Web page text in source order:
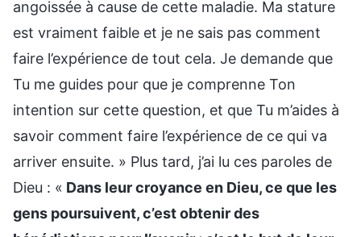
angoissée à cause de cette maladie. Ma stature
est vraiment faible et je ne sais pas comment
faire l’expérience de tout cela. Je demande que
Tu me guides pour que je comprenne Ton
intention sur cette question, et que Tu m’aides à
savoir comment faire l’expérience de ce qui va
arriver ensuite. » Plus tard, j’ai lu ces paroles de
Dieu : « Dans leur croyance en Dieu, ce que les
gens poursuivent, c’est obtenir des